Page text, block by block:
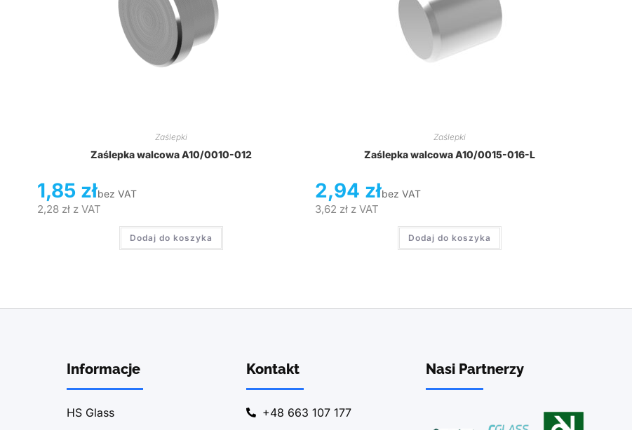
Zaślepki
Zaślepka walcowa A10/0010-012
1,85 złbez VAT
2,28 złz VAT
Dodaj do koszyka
Zaślepki
Zaślepka walcowa A10/0015-016-L
2,94 złbez VAT
3,62 złz VAT
Dodaj do koszyka
Informacje
HS Glass
Kontakt
+48 663 107 177
Nasi Partnerzy